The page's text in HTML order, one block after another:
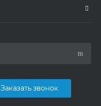
Заказать звонок